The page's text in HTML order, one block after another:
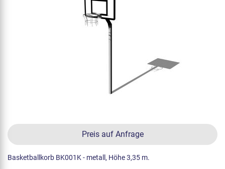
Preis auf Anfrage
Basketballkorb BK001K - metall, Höhe 3,35 m.